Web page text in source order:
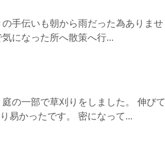
手伝いも朝から雨だった為ありませ
になった所へ散策へ行...
の一部で草刈りをしました。 伸びて
易かったです。 密になって...